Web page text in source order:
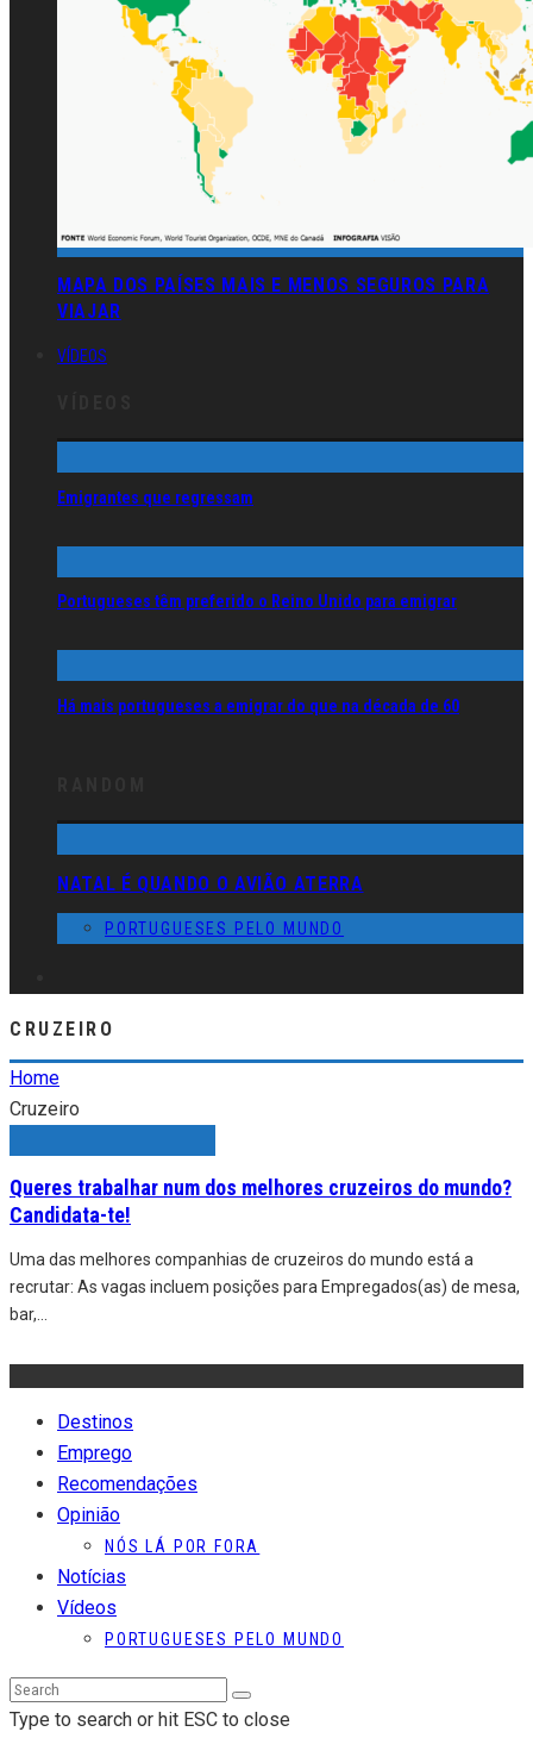
MAPA DOS PAÍSES MAIS E MENOS SEGUROS PARA
VIAJAR
VÍDEOS
Emigrantes que regressam
Portugueses têm preferido o Reino Unido para emigrar
Há mais portugueses a emigrar do que na década de 60
NATAL É QUANDO O AVIÃO ATERRA
PORTUGUESES PELO MUNDO
CRUZEIRO
Home
Cruzeiro
Queres trabalhar num dos melhores cruzeiros do mundo?
Candidata-te!
Uma das melhores companhias de cruzeiros do mundo está a
recrutar: As vagas incluem posições para Empregados(as) de mesa,
bar,